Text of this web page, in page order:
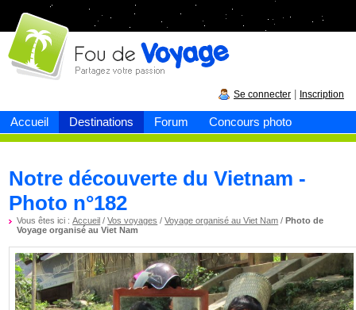
Accueil Destinations Forum Concours photo
Fou devoyage
Se connecter Inscription
Notre découverte du Vietnam -
Photo n°182
Vous êtes ici :Accueil /Vos voyages /Voyage organisé au Viet Nam /Photo de
Voyage organisé au Viet Nam